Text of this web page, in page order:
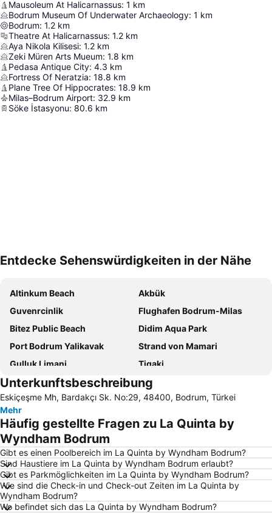
Mausoleum At Halicarnassus: 1 km
Bodrum Museum Of Underwater Archaeology: 1 km
Bodrum: 1.2 km
Theatre At Halicarnassus: 1.2 km
Aya Nikola Kilisesi: 1.2 km
Zeki Müren Arts Mueum: 1.8 km
Pedasa Antique City: 4.3 km
Fortress Of Neratzia: 18.8 km
Plane Tree Of Hippocrates: 18.9 km
Milas–Bodrum Airport: 32.9 km
Söke İstasyonu: 80.6 km
Entdecke Sehenswürdigkeiten in der Nähe
Altinkum Beach
Akbük
Guvenrcinlik
Flughafen Bodrum-Milas
Bitez Public Beach
Didim Aqua Park
Port Bodrum Yalikavak
Strand von Mamari
Gulluk Limani
Tigaki
Hafen von Kos
Gundogan Public Beach
Bodrum Port
Internationaler Flughafen Kos-Hippokrates
Bodrum Castle
Mavisehir
Kardamena
Gumbet Beach
Kiyikislacik
Marina Yacht Club
Lambi Strand
Yalikavak Public Beach
D-Marin Didim Marina
Kumbahce Public Beach
Marina Kos
Unterkunftsbeschreibung
Eskiçeşme Mh, Bardakçı Sk. No:29, 48400, Bodrum, Türkei
Mehr
Häufig gestellte Fragen zu La Quinta by
Wyndham Bodrum
Gibt es einen Poolbereich im La Quinta by Wyndham Bodrum?
Sind Haustiere im La Quinta by Wyndham Bodrum erlaubt?
Gibt es Parkmöglichkeiten im La Quinta by Wyndham Bodrum?
Wie sind die Check-in und Check-out Zeiten im La Quinta by
Wyndham Bodrum?
Wo befindet sich das La Quinta by Wyndham Bodrum?